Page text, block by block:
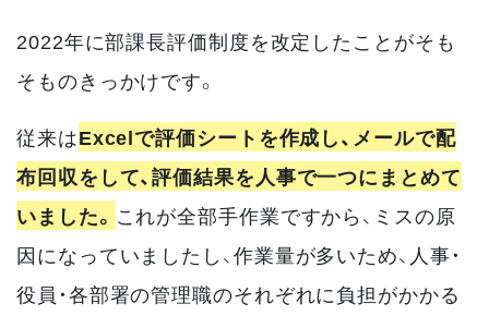
2022年に部課長評価制度を改定したことがそも
そものきっかけです。
従来はExcelで評価シートを作成し、メールで配
布回収をして、評価結果を人事で一つにまとめて
いました。 これが全部手作業ですから、ミスの原
因になっていましたし、作業量が多いため、人事・
役員・各部署の管理職のそれぞれに負担がかかる